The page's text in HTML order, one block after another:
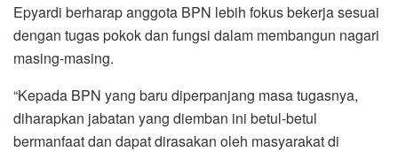
Epyardi berharap anggota BPN lebih fokus bekerja sesuai
dengan tugas pokok dan fungsi dalam membangun nagari
masing-masing.
“Kepada BPN yang baru diperpanjang masa tugasnya,
diharapkan jabatan yang diemban ini betul-betul
bermanfaat dan dapat dirasakan oleh masyarakat di